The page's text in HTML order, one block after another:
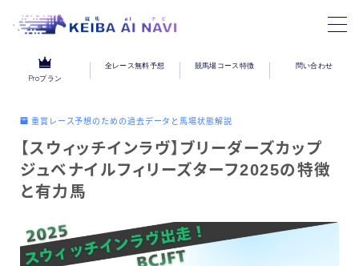
MENU
全レース無料予想
競馬場別の特徴
お問い合わせ
Proプラン
全レース無料予想 競馬場コース特徴 問い合わせ
重賞レース予想のための過去データと馬場状態解説
【スウィッチインラヴ】ブリーダーズカップ
ジュベナイルフィリーズターフ2025の特徴
と有力馬